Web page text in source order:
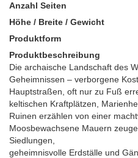
Anzahl Seiten
Höhe / Breite / Gewicht
Produktform
Produktbeschreibung
Die archaische Landschaft des
Geheimnissen – verborgene
Hauptstraßen, oft nur zu Fuß
keltischen Kraftplätzen,
Ruinen erzählen von einer
Moosbewachsene Mauern
Siedlungen,
geheimnisvolle Erdställe und